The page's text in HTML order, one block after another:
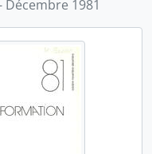
des procédés Thomson-Houston (1894-1913)
(1946-...)
et l'industrie (1920-1928)
(1946-1951)
(1972-1975)
2009)
1981